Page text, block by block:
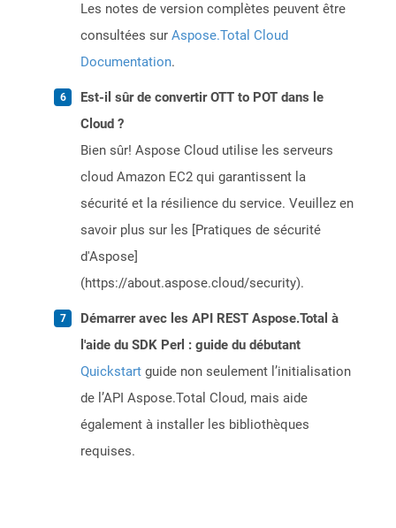
Les notes de version complètes peuvent être
consultées sur Aspose.Total Cloud
Documentation.
Est-il sûr de convertir OTT to POT dans le
Cloud ?
Bien sûr! Aspose Cloud utilise les serveurs
cloud Amazon EC2 qui garantissent la
sécurité et la résilience du service. Veuillez en
savoir plus sur les [Pratiques de sécurité
d'Aspose]
(https://about.aspose.cloud/security).
Démarrer avec les API REST Aspose.Total à
l'aide du SDK Perl : guide du débutant
Quickstart guide non seulement l’initialisation
de l’API Aspose.Total Cloud, mais aide
également à installer les bibliothèques
requises.